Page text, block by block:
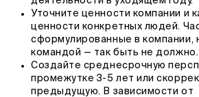
Уточните ценности компании и
ценности конкретных людей.
сформулированные в компании,
командой — так быть не должно.
Создайте среднесрочную
промежутке 3-5 лет или
предыдущую. В зависимости от